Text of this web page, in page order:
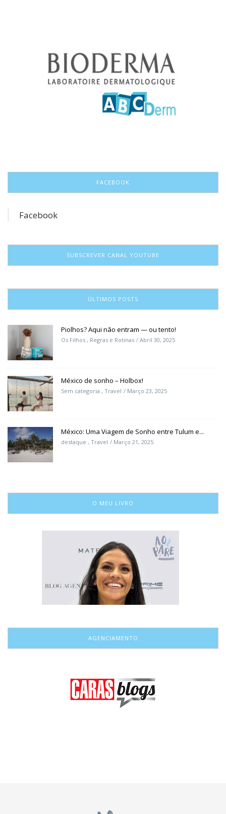
FACEBOOK
Facebook
SUBSCREVER CANAL YOUTUBE
ÚLTIMOS POSTS
Piolhos? Aqui não entram — ou tento!
Os Filhos , Regras e Rotinas Abril 30, 2025
México de sonho – Holbox!
Sem categoria , Travel Março 23, 2025
México: Uma Viagem de Sonho entre Tulum e...
destaque , Travel Março 21, 2025
O MEU LIVRO
AGENCIAMENTO